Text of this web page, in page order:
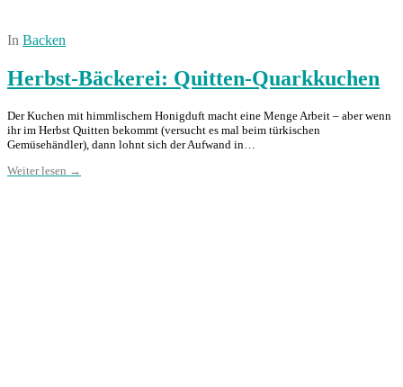
In Backen
Herbst-Bäckerei: Quitten-Quarkkuchen
Der Kuchen mit himmlischem Honigduft macht eine Menge Arbeit – aber wenn
ihr im Herbst Quitten bekommt (versucht es mal beim türkischen
Gemüsehändler), dann lohnt sich der Aufwand in…
Weiter lesen →